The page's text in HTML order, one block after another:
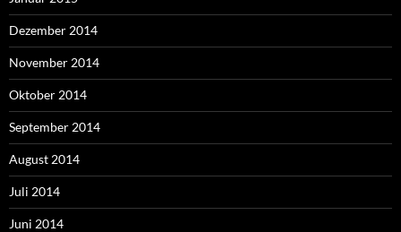
Dezember 2014
November 2014
Oktober 2014
September 2014
August 2014
Juli 2014
Juni 2014